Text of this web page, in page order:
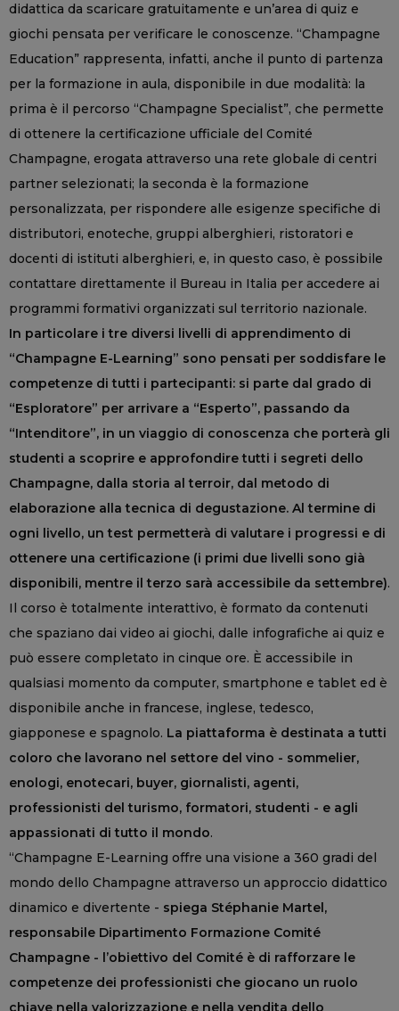
didattica da scaricare gratuitamente e un’area di quiz e
giochi pensata per verificare le conoscenze. “Champagne
Education” rappresenta, infatti, anche il punto di partenza
per la formazione in aula, disponibile in due modalità: la
prima è il percorso “Champagne Specialist”, che permette
di ottenere la certificazione ufficiale del Comité
Champagne, erogata attraverso una rete globale di centri
partner selezionati; la seconda è la formazione
personalizzata, per rispondere alle esigenze specifiche di
distributori, enoteche, gruppi alberghieri, ristoratori e
docenti di istituti alberghieri, e, in questo caso, è possibile
contattare direttamente il Bureau in Italia per accedere ai
programmi formativi organizzati sul territorio nazionale.
In particolare i tre diversi livelli di apprendimento di
“Champagne E-Learning” sono pensati per soddisfare le
competenze di tutti i partecipanti: si parte dal grado di
“Esploratore” per arrivare a “Esperto”, passando da
“Intenditore”, in un viaggio di conoscenza che porterà gli
studenti a scoprire e approfondire tutti i segreti dello
Champagne, dalla storia al terroir, dal metodo di
elaborazione alla tecnica di degustazione. Al termine di
ogni livello, un test permetterà di valutare i progressi e di
ottenere una certificazione (i primi due livelli sono già
disponibili, mentre il terzo sarà accessibile da settembre).
Il corso è totalmente interattivo, è formato da contenuti
che spaziano dai video ai giochi, dalle infografiche ai quiz e
può essere completato in cinque ore. È accessibile in
qualsiasi momento da computer, smartphone e tablet ed è
disponibile anche in francese, inglese, tedesco,
giapponese e spagnolo. La piattaforma è destinata a tutti
coloro che lavorano nel settore del vino - sommelier,
enologi, enotecari, buyer, giornalisti, agenti,
professionisti del turismo, formatori, studenti - e agli
appassionati di tutto il mondo.
“Champagne E-Learning offre una visione a 360 gradi del
mondo dello Champagne attraverso un approccio didattico
dinamico e divertente - spiega Stéphanie Martel,
responsabile Dipartimento Formazione Comité
Champagne - l’obiettivo del Comité è di rafforzare le
competenze dei professionisti che giocano un ruolo
chiave nella valorizzazione e nella vendita dello